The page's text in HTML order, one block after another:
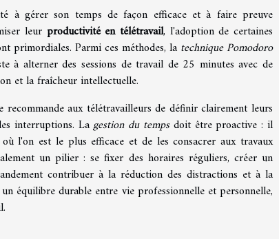
à gérer son temps de façon efficace et à faire preuve
leur productivité en télétravail, l'adoption de certaines
primordiales. Parmi ces méthodes, la technique Pomodoro
à alterner des sessions de travail de 25 minutes avec de
et la fraîcheur intellectuelle.
aux télétravailleurs de définir clairement leurs
interruptions. Lagestion du tempsdoit être proactive : il
l'on est le plus efficace et de les consacrer aux travaux
un pilier : se fixer des horaires réguliers, créer un
contribuer à la réduction des distractions et à la
équilibre durable entre vie professionnelle et personnelle,